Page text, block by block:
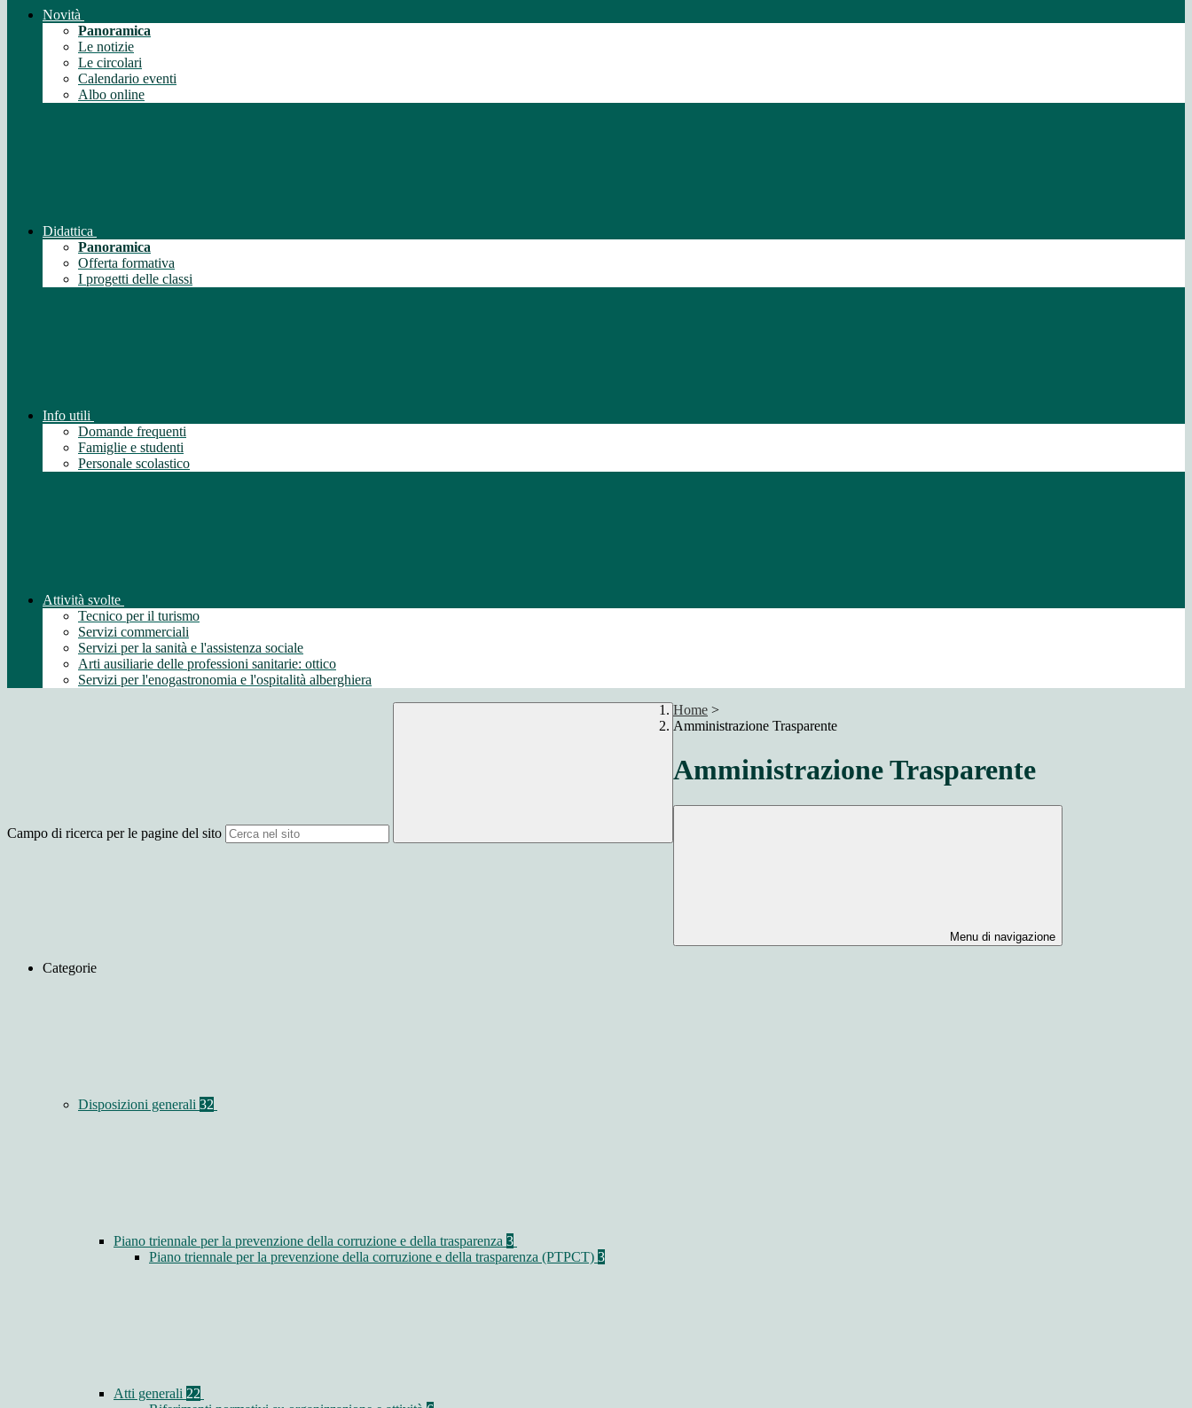
Novità
Panoramica
Le notizie
Le circolari
Calendario eventi
Albo online
Didattica
Panoramica
Offerta formativa
I progetti delle classi
Info utili
Domande frequenti
Famiglie e studenti
Personale scolastico
Attività svolte
Tecnico per il turismo
Servizi commerciali
Servizi per la sanità e l'assistenza sociale
Arti ausiliarie delle professioni sanitarie: ottico
Servizi per l'enogastronomia e l'ospitalità alberghiera
Campo di ricerca per le pagine del sito
Home >
Amministrazione Trasparente
Amministrazione Trasparente
Menu di navigazione
Categorie
Disposizioni generali 32
Piano triennale per la prevenzione della corruzione e della trasparenza 3
Piano triennale per la prevenzione della corruzione e della trasparenza (PTPCT) 3
Atti generali 22